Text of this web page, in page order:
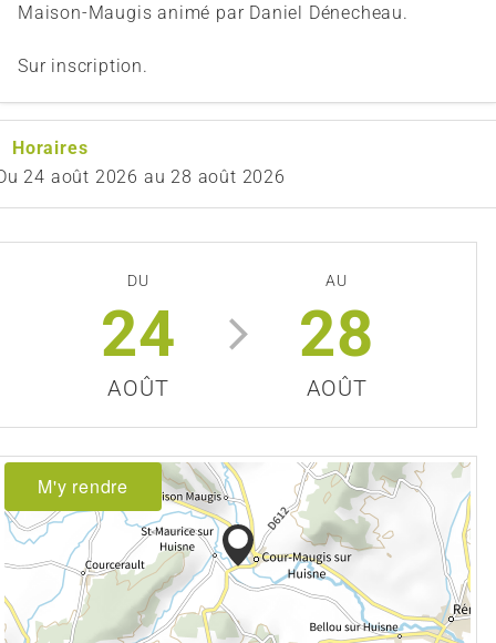
Maison-Maugis animé par Daniel Dénecheau.
Sur inscription.
Horaires
24 août 2026 au 28 août 2026
DU
24
AOÛT
AU
28
AOÛT
M'y rendre